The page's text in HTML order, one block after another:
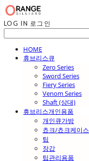
LOG IN 로그인
HOME
휴브리스큐
Zero Series
Sword Series
Fiery Series
Venom Series
Shaft (상대)
휴브리스개인용품
개인큐가방
쵸크/쵸크케이스
팁
장갑
팁관리용품